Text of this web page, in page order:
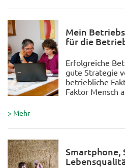
Mein
für die
Erfolgreiche
gute Strategie
betriebliche
Faktor Mensch
> Mehr
Smartphone,